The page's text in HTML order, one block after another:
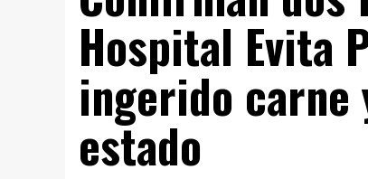
Hospital Evita
ingerido carne
estado